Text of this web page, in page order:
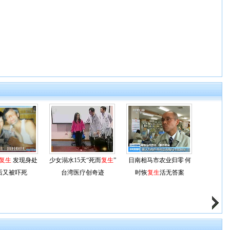
生 发现身处
又被吓死
少女溺水15天“死而复生”
台湾医疗创奇迹
日南相马市农业归零 何
时恢复生活无答案